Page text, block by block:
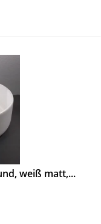
weiß matt,...